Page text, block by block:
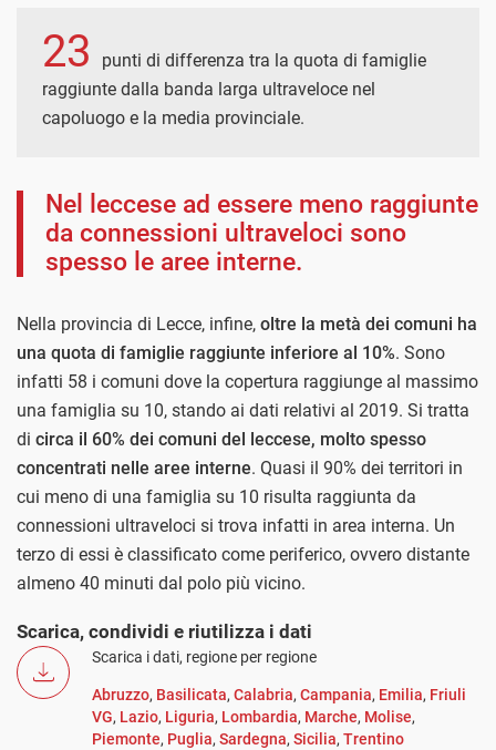
23
punti di differenza tra la quota di famiglie
raggiunte dalla banda larga ultraveloce nel
capoluogo e la media provinciale.
Nel leccese ad essere meno raggiunte
da connessioni ultraveloci sono
spesso le aree interne.
Nella provincia di Lecce, infine, oltre la metà dei comuni ha
una quota di famiglie raggiunte inferiore al 10%. Sono
infatti 58 i comuni dove la copertura raggiunge al massimo
una famiglia su 10, stando ai dati relativi al 2019. Si tratta
di circa il 60% dei comuni del leccese, molto spesso
concentrati nelle aree interne. Quasi il 90% dei territori in
cui meno di una famiglia su 10 risulta raggiunta da
connessioni ultraveloci si trova infatti in area interna. Un
terzo di essi è classificato come periferico, ovvero distante
almeno 40 minuti dal polo più vicino.
Scarica, condividi e riutilizza i dati
Scarica i dati, regione per regione
Abruzzo, Basilicata, Calabria, Campania, Emilia, Friuli
VG, Lazio, Liguria, Lombardia, Marche, Molise,
Piemonte, Puglia, Sardegna, Sicilia, Trentino